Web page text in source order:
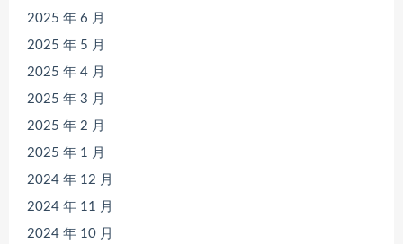
2025 年 6 月
2025 年 5 月
2025 年 4 月
2025 年 3 月
2025 年 2 月
2025 年 1 月
2024 年 12 月
2024 年 11 月
2024 年 10 月